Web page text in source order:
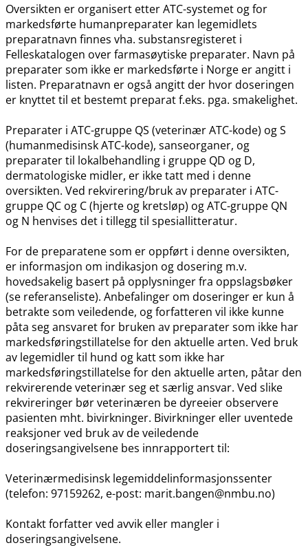
Oversikten er organisert etter ATC-systemet og for
markedsførte humanpreparater kan legemidlets
preparatnavn finnes vha. substansregisteret i
Felleskatalogen over farmasøytiske preparater. Navn på
preparater som ikke er markedsførte i Norge er angitt i
listen. Preparatnavn er også angitt der hvor doseringen
er knyttet til et bestemt preparat f.eks. pga. smakelighet.
Preparater i ATC-gruppe QS (veterinær ATC-kode) og S
(humanmedisinsk ATC-kode), sanseorganer, og
preparater til lokalbehandling i gruppe QD og D,
dermatologiske midler, er ikke tatt med i denne
oversikten. Ved rekvirering​/​bruk av preparater i ATC-
gruppe QC og C (hjerte og kretsløp) og ATC-gruppe QN
og N henvises det i tillegg til spesiallitteratur.
For de preparatene som er oppført i denne oversikten,
er informasjon om indikasjon og dosering m.v.
hovedsakelig basert på opplysninger fra oppslagsbøker
(se referanseliste). Anbefalinger om doseringer er kun å
betrakte som veiledende, og forfatteren vil ikke kunne
påta seg ansvaret for bruken av preparater som ikke har
markedsføringstillatelse for den aktuelle arten. Ved bruk
av legemidler til hund og katt som ikke har
markedsføringstillatelse for den aktuelle arten, påtar den
rekvirerende veterinær seg et særlig ansvar. Ved slike
rekvireringer bør veterinæren be dyreeier observere
pasienten mht. bivirkninger. Bivirkninger eller uventede
reaksjoner ved bruk av de veiledende
doseringsangivelsene bes innrapportert til:
Veterinærmedisinsk legemiddelinformasjonssenter
(telefon: 97159262, e-post: marit.bangen@nmbu.no)
Kontakt forfatter ved avvik eller mangler i
doseringsangivelsene.